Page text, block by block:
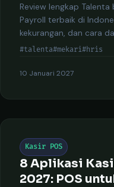
Review lengkap
Payroll terbaik di
kekurangan, dan cara
#talenta#mekari#hris
10 Januari 2027
Kasir POS
8 Aplikasi
2027: POS